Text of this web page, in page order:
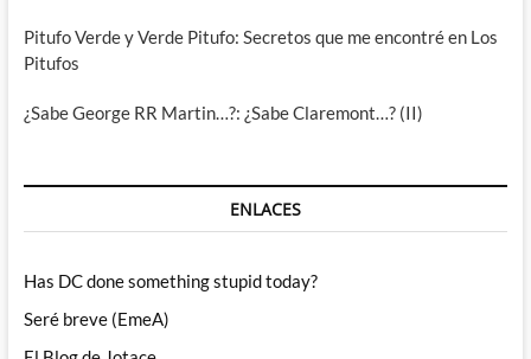
Pitufo Verde y Verde Pitufo: Secretos que me encontré en Los
Pitufos
¿Sabe George RR Martin…?: ¿Sabe Claremont…? (II)
ENLACES
Has DC done something stupid today?
Seré breve (EmeA)